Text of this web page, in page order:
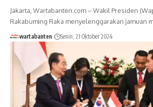
Jakarta, Wartabanten.com – Wakil Presiden
Rakabuming Raka menyelenggarakan jamuan
wartabanten Senin, 21 Oktober 2024